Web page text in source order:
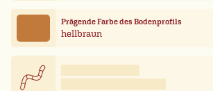
Prägende Farbe des Bodenprofils
hellbraun